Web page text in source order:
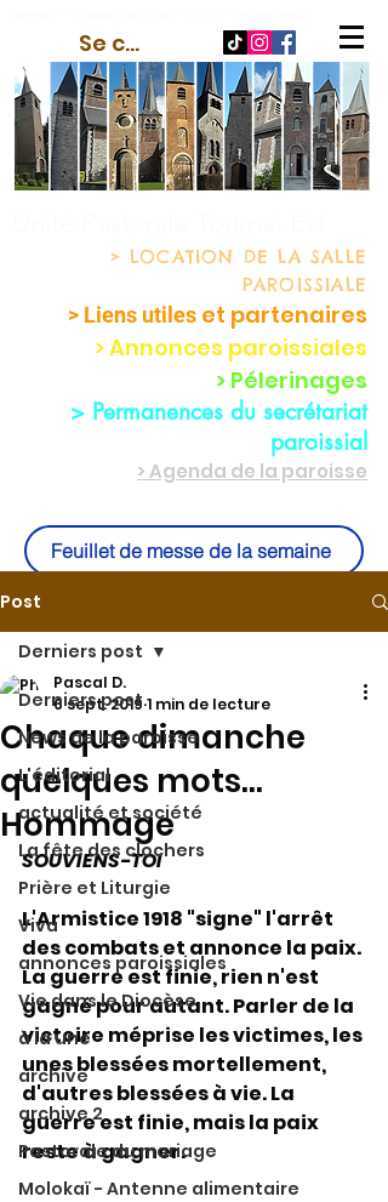
Se connecter
> LOCATION DE LA SALLE
PAROISSIALE
> Liens utiles et partenaires
> Annonces paroissiales
> Pélerinages
> Permanences du secrétariat
paroissial
> Agenda de la paroisse
Feuillet de messe de la semaine
Post
Derniers post
News de la paroisse
L'éditorial
actualité et société
La fête des clochers
Prière et Liturgie
Viva
annonces paroissiales
Vie dans le Diocèse
à la une
archive
archive 2
Pastorale du mariage
Molokaï - Antenne alimentaire
Derniers post
Chaque dimanche
quelques mots...
Hommage
Pascal D.
6 sept. 2019 1 min de lecture
SOUVIENS-TOI
L'Armistice 1918 "signe" l'arrêt
des combats et annonce la paix.
La guerre est finie, rien n'est
gagné pour autant. Parler de la
victoire méprise les victimes, les
unes blessées mortellement,
d'autres blessées à vie. La
guerre est finie, mais la paix
reste à gagner.